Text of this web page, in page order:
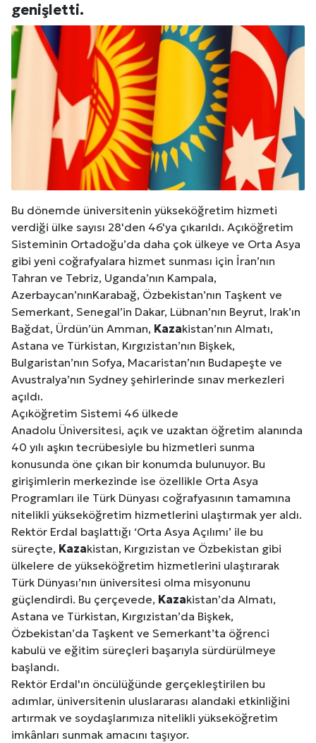
genişletti.
Bu dönemde üniversitenin yükseköğretim hizmeti
verdiği ülke sayısı 28'den 46'ya çıkarıldı. Açıköğretim
Sisteminin Ortadoğu’da daha çok ülkeye ve Orta Asya
gibi yeni coğrafyalara hizmet sunması için İran’nın
Tahran ve Tebriz, Uganda’nın Kampala,
Azerbaycan’nınKarabağ, Özbekistan’nın Taşkent ve
Semerkant, Senegal’in Dakar, Lübnan’nın Beyrut, Irak’ın
Bağdat, Ürdün’ün Amman, Kazakistan’nın Almatı,
Astana ve Türkistan, Kırgızistan’nın Bişkek,
Bulgaristan’nın Sofya, Macaristan’nın Budapeşte ve
Avustralya’nın Sydney şehirlerinde sınav merkezleri
açıldı.
Açıköğretim Sistemi 46 ülkede
Anadolu Üniversitesi, açık ve uzaktan öğretim alanında
40 yılı aşkın tecrübesiyle bu hizmetleri sunma
konusunda öne çıkan bir konumda bulunuyor. Bu
girişimlerin merkezinde ise özellikle Orta Asya
Programları ile Türk Dünyası coğrafyasının tamamına
nitelikli yükseköğretim hizmetlerini ulaştırmak yer aldı.
Rektör Erdal başlattığı ‘Orta Asya Açılımı’ ile bu
süreçte, Kazakistan, Kırgızistan ve Özbekistan gibi
ülkelere de yükseköğretim hizmetlerini ulaştırarak
Türk Dünyası’nın üniversitesi olma misyonunu
güçlendirdi. Bu çerçevede, Kazakistan’da Almatı,
Astana ve Türkistan, Kırgızistan’da Bişkek,
Özbekistan’da Taşkent ve Semerkant’ta öğrenci
kabulü ve eğitim süreçleri başarıyla sürdürülmeye
başlandı.
Rektör Erdal'ın öncülüğünde gerçekleştirilen bu
adımlar, üniversitenin uluslararası alandaki etkinliğini
artırmak ve soydaşlarımıza nitelikli yükseköğretim
imkânları sunmak amacını taşıyor.